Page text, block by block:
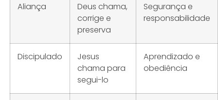
Aliança
Deus chama,
corrige e
preserva
Segurança e
responsabilidade
Discipulado
Jesus
chama para
segui-lo
Aprendizado e
obediência